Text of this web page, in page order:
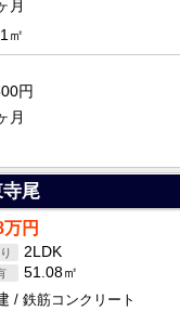
月
㎡
円
月
尾
円
2LDK
51.08㎡
鉄筋コンクリート